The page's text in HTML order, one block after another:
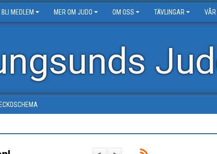
BLI MEDLEM MER OM JUDO OM OSS TÄVLINGAR VÅR